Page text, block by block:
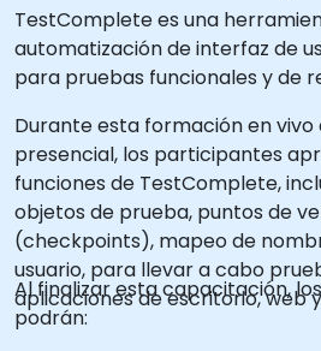
TestComplete es una
automatización de interfaz de
para pruebas funcionales y de
Durante esta formación en
presencial, los participantes
funciones de TestComplete,
objetos de prueba, puntos de
(checkpoints), mapeo de
usuario, para llevar a cabo
aplicaciones de escritorio, web
Al finalizar esta capacitación,
podrán: